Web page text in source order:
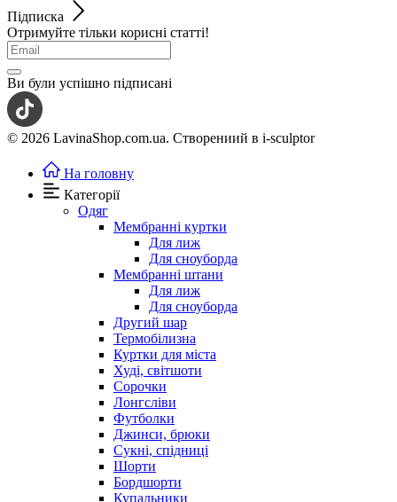
Підписка
Отримуйте тільки корисні статті!
Ви були успішно підписані
© 2026 LavinaShop.com.ua. Створениий в i-sculptor
На головну
Категорії
Одяг
Мембранні куртки
Для лиж
Для сноуборда
Мембранні штани
Для лиж
Для сноуборда
Другий шар
Термобілизна
Куртки для міста
Худі, світшоти
Сорочки
Лонгсліви
Футболки
Джинси, брюки
Сукні, спідниці
Шорти
Бордшорти
Купальники